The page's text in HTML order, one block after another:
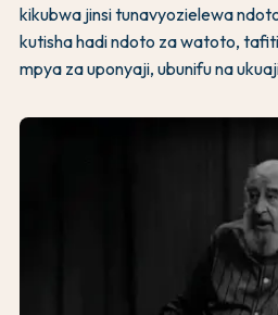
kikubwa jinsi tunavyozielewa
kutisha hadi ndoto za watoto,
mpya za uponyaji, ubunifu na